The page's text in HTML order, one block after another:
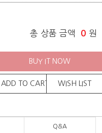
총 상품 금액 0 원
BUY IT NOW
ADD TO CART WISH LIST
Q&A